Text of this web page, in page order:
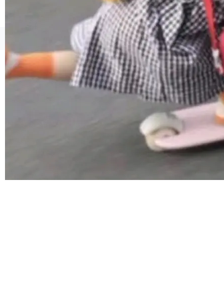
©OSCHINA(OSChina.NET) 京ICP备2025119063号